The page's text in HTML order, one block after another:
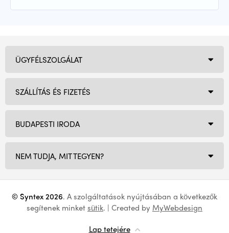
BUDAPESTI IRODA
NEM TUDJA, MIT TEGYEN?
ÜGYFÉLSZOLGÁLAT
SZÁLLÍTÁS ÉS FIZETÉS
© Syntex 2026. A szolgáltatások nyújtásában a következők
segítenek minketsütik. | Created by MyWebdesign
Lap tetejére